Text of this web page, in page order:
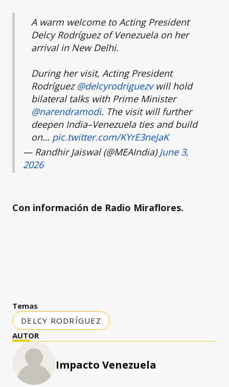
A warm welcome to Acting President
Delcy Rodríguez of Venezuela on her
arrival in New Delhi.
During her visit, Acting President
Rodríguez @delcyrodriguezvwill hold
bilateral talks with Prime Minister
@narendramodi. The visit will further
deepen India–Venezuela ties and build
on… pic.twitter.com/KYrE3neJaK
— Randhir Jaiswal (@MEAIndia) June 3,
2026
Con información de Radio Miraflores.
Temas
DELCY RODRÍGUEZ
AUTOR
Impacto Venezuela